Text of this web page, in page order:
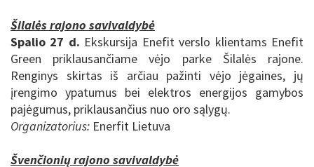
Šilalės rajono savivaldybė
Spalio 27 d. Ekskursija Enefit verslo klientams Enefit
Green priklausančiame vėjo parke Šilalės rajone.
Renginys skirtas iš arčiau pažinti vėjo jėgaines, jų
įrengimo ypatumus bei elektros energijos gamybos
pajėgumus, priklausančius nuo oro sąlygų.
Organizatorius: Enerfit Lietuva
Švenčionių rajono savivaldybė